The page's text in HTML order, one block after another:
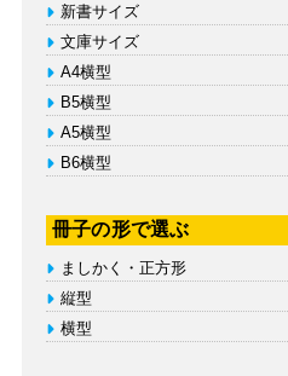
新書サイズ
文庫サイズ
A4横型
B5横型
A5横型
B6横型
冊子の形で選ぶ
ましかく・正方形
縦型
横型